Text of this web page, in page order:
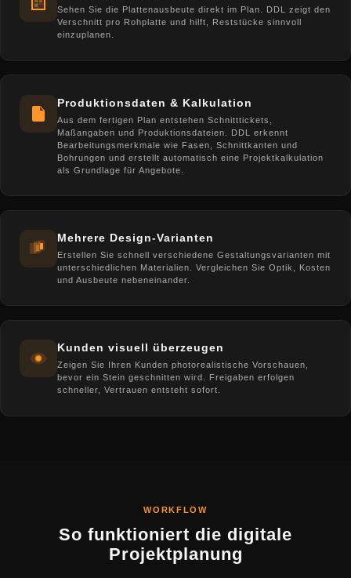
Sehen Sie die Plattenausbeute direkt im Plan. DDL zeigt den
Verschnitt pro Rohplatte und hilft, Reststücke sinnvoll
einzuplanen.
Produktionsdaten & Kalkulation
Aus dem fertigen Plan entstehen Schnitttickets,
Maßangaben und Produktionsdateien. DDL erkennt
Bearbeitungsmerkmale wie Fasen, Schnittkanten und
Bohrungen und erstellt automatisch eine Projektkalkulation
als Grundlage für Angebote.
Mehrere Design-Varianten
Erstellen Sie schnell verschiedene Gestaltungsvarianten mit
unterschiedlichen Materialien. Vergleichen Sie Optik, Kosten
und Ausbeute nebeneinander.
Kunden visuell überzeugen
Zeigen Sie Ihren Kunden photorealistische Vorschauen,
bevor ein Stein geschnitten wird. Freigaben erfolgen
schneller, Vertrauen entsteht sofort.
WORKFLOW
So funktioniert die digitale
Projektplanung